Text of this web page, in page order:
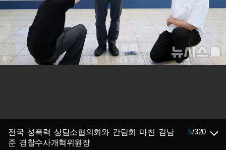
전국 성폭력 상담소협의회와 간담회 마친 김남
준 경찰수사개혁위원장
5/320